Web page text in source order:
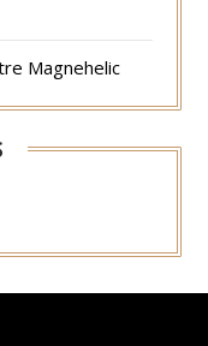
Magnehelic